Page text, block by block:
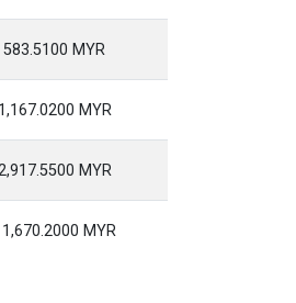
583.5100 MYR
1,167.0200 MYR
MYR
MYR